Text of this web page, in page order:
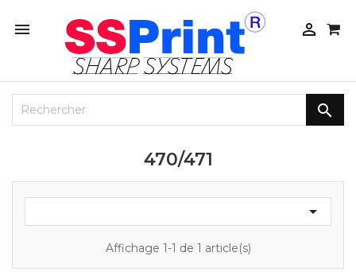
 

470/471

Affichage 1-1 de 1 article(s)